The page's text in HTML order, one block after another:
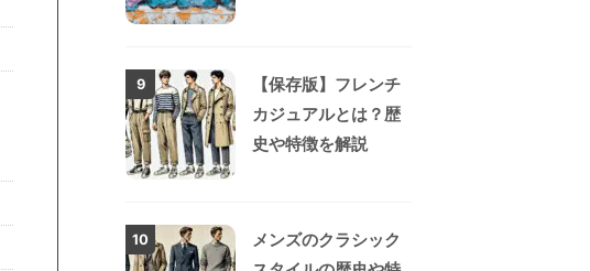
9
【保存版】フレンチ
カジュアルとは？歴
史や特徴を解説
10
メンズのクラシック